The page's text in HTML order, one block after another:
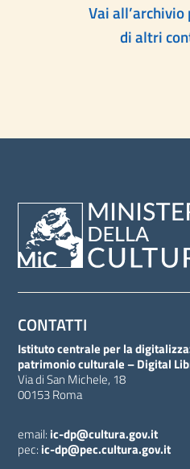
Vai
di altri
CONTATTI
Istituto centrale per la
patrimonio culturale – Digital
Via di San Michele, 18
00153 Roma
email: ic-dp@cultura.gov.it
pec: ic-dp@pec.cultura.gov.it